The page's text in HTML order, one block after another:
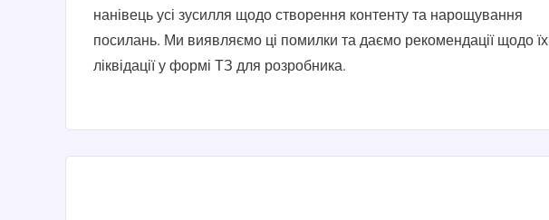
нанівець усі зусилля щодо створення контенту та нарощування
посилань. Ми виявляємо ці помилки та даємо рекомендації щодо їх
ліквідації у формі ТЗ для розробника.